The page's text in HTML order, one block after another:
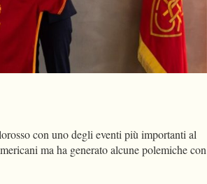
con uno degli eventi più importanti al
ma ha generato alcune polemiche con